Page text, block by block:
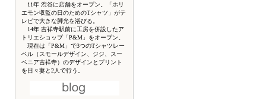
11年 渋谷に店舗をオープン。「ホリ
エモン収監の日のためのTシャツ」がテ
レビで大きな脚光を浴びる。
14年 吉祥寺駅前に工房を併設したア
トリエショップ「P&M」をオープン。
現在は「P&M」で3つのTシャツレー
ベル（スモールデザイン、ジジ、スー
ベニア吉祥寺）のデザインとプリント
を日々妻と2人で行う。